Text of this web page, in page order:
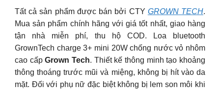
Tất cả sản phẩm được bán bởi CTY GROWN TECH.
Mua sản phẩm chính hãng với giá tốt nhất, giao hàng
tận nhà miễn phí, thu hộ COD. Loa bluetooth
GrownTech charge 3+ mini 20W chống nước vỏ nhôm
cao cấpGrown Tech. Thiết kế thông minh tạo khoảng
thông thoáng trước mũi và miệng, không bị hít vào da
mặt. Đối với phụ nữ đặc biệt không bị lem son môi khi